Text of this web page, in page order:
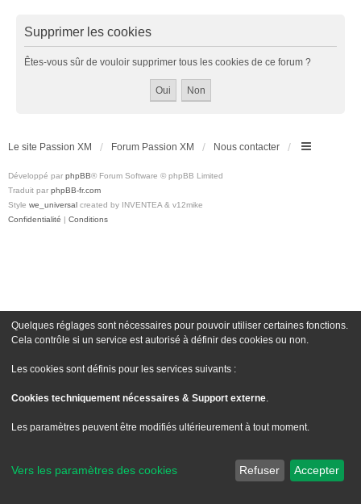
Supprimer les cookies
Êtes-vous sûr de vouloir supprimer tous les cookies de ce forum ?
Le site Passion XM Forum Passion XM Nous contacter
Développé par phpBB® Forum Software © phpBB Limited
Traduit par phpBB-fr.com
Style we_universal created by INVENTEA & v12mike
Confidentialité | Conditions
Quelques réglages sont nécessaires pour pouvoir utiliser certaines fonctions.
Cela contrôle si un service est autorisé à définir des cookies ou non.
Les cookies sont définis pour les services suivants :
Cookies techniquement nécessaires & Support externe.
Les paramètres peuvent être modifiés ultérieurement à tout moment.
Vers les paramètres des cookies Refuser Accepter